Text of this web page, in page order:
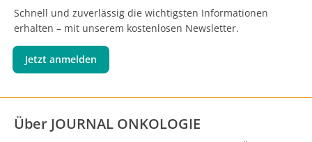
Schnell und zuverlässig die wichtigsten Informationen
erhalten – mit unserem kostenlosen Newsletter.
Jetzt anmelden
Über JOURNAL ONKOLOGIE